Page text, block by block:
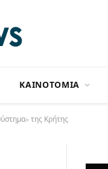
ΚΑΙΝΟΤΟΜΙΑ
της Κρήτης